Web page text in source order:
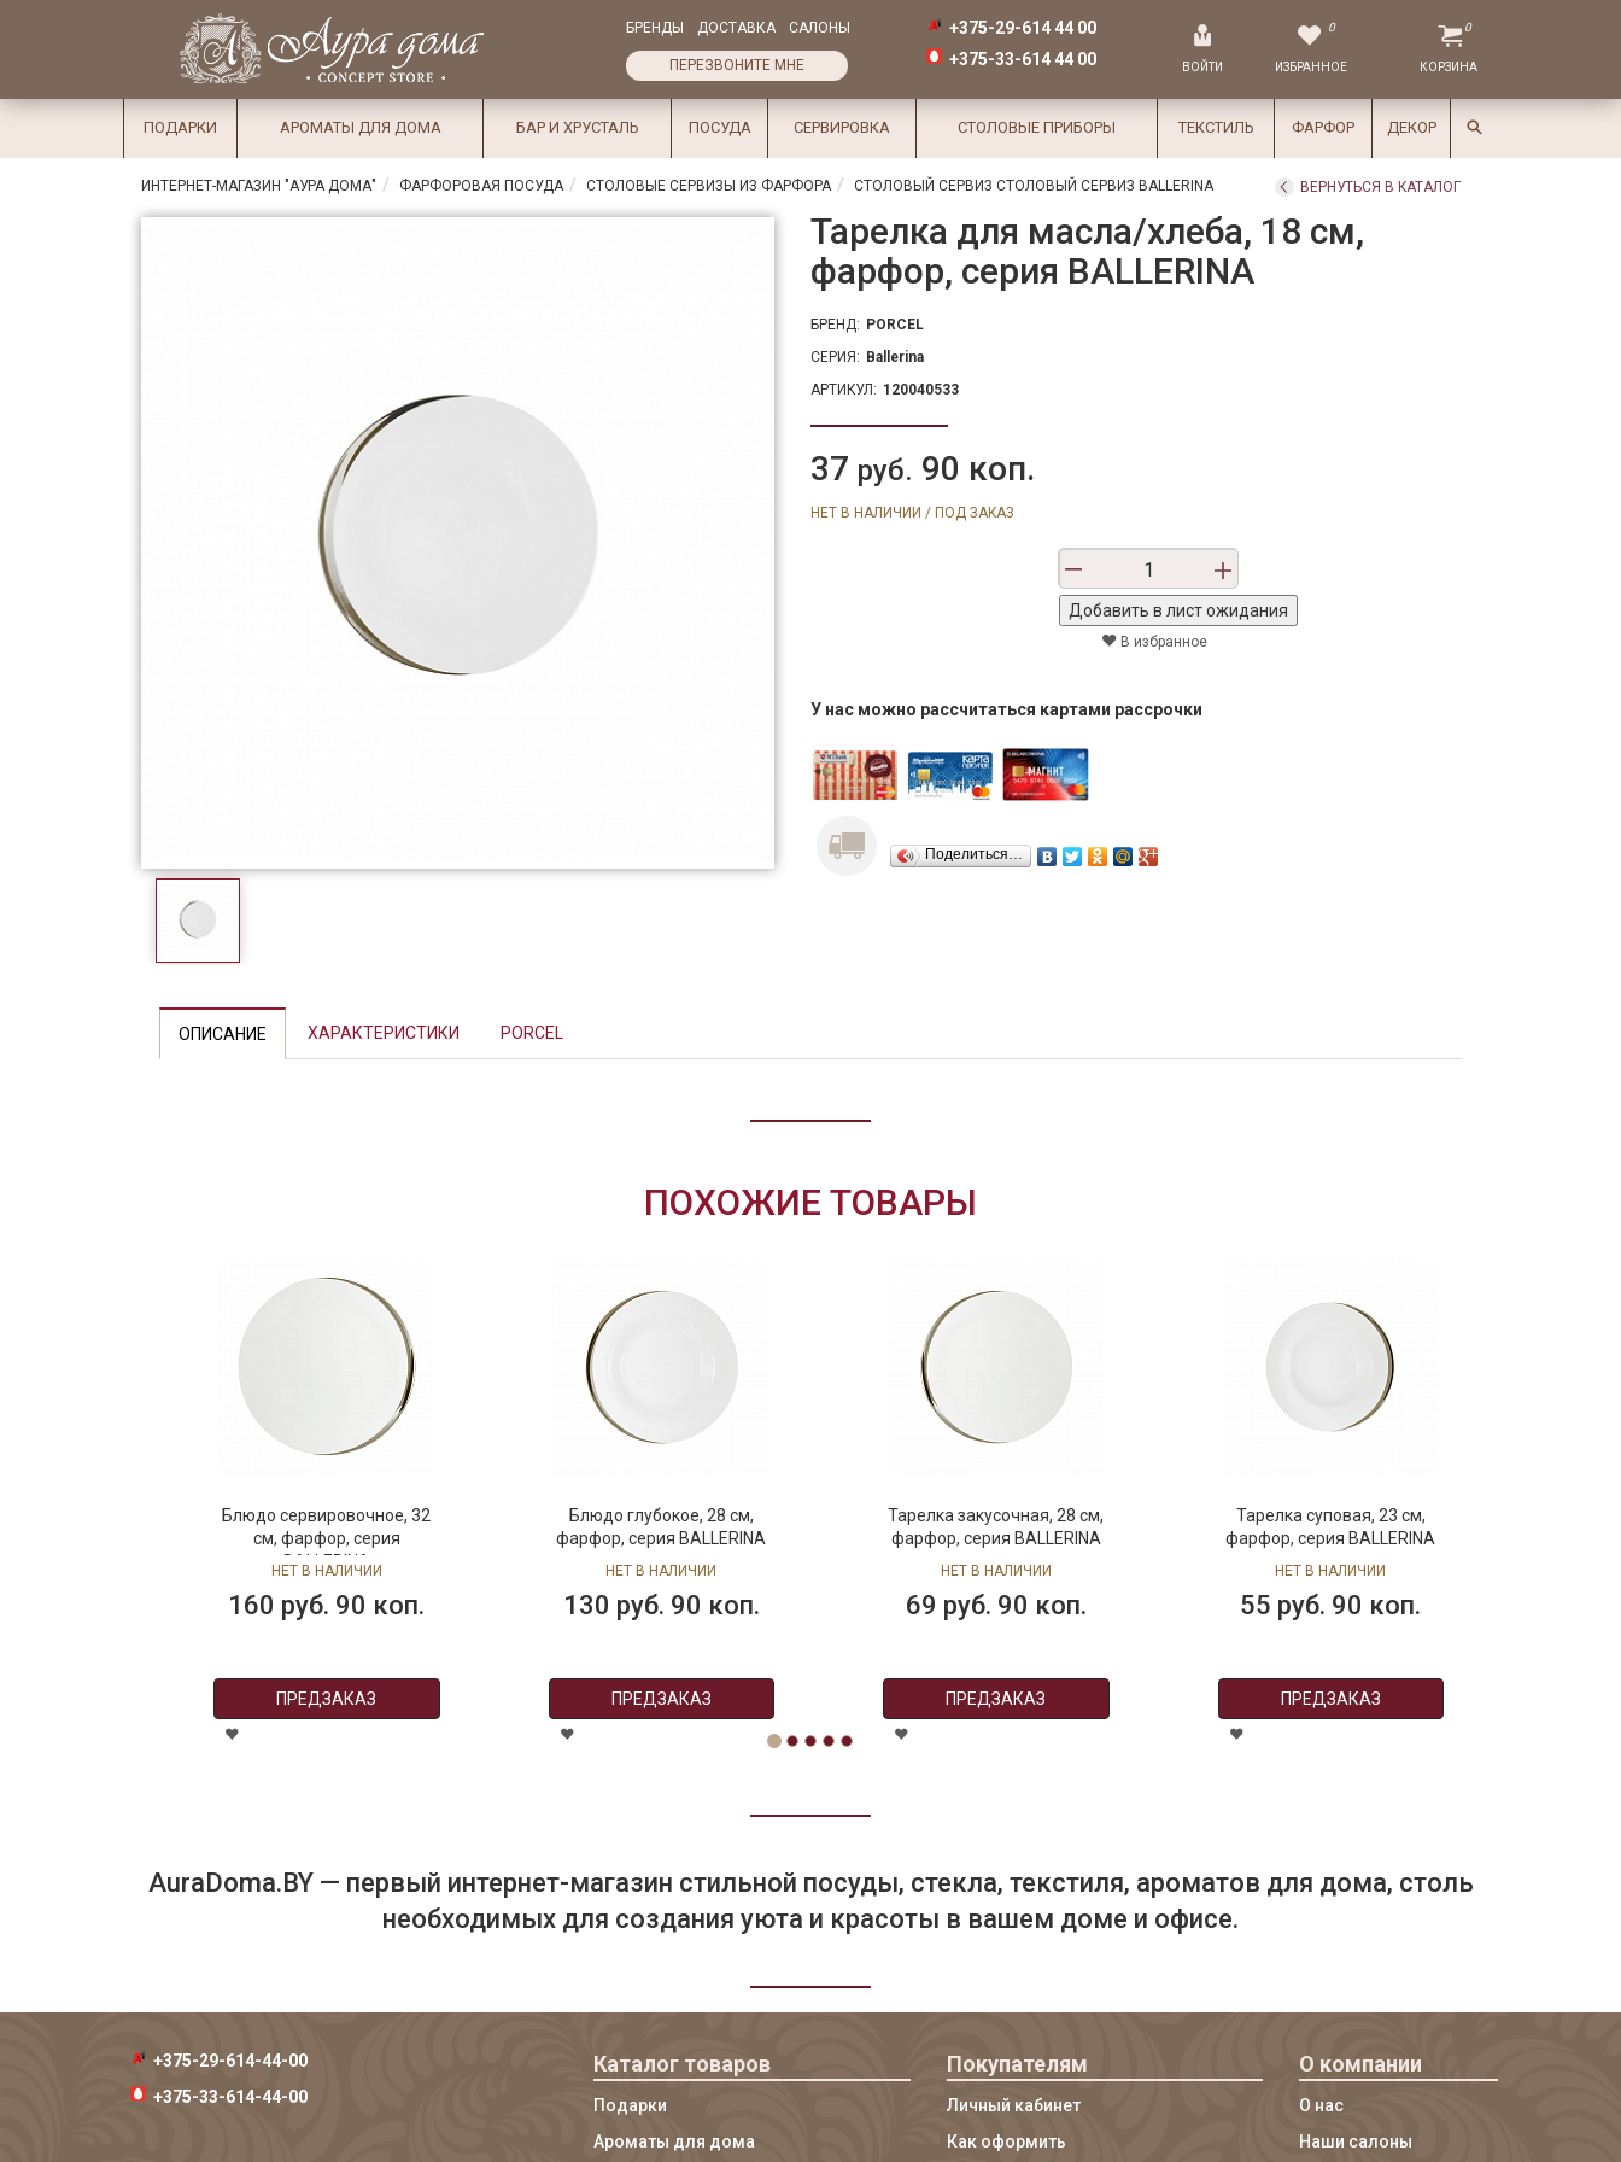
Избранное
×
СалоныДоставка
Оплата
Подарки
Ароматы
для дома
БРЕНДЫ ДОСТАВКА САЛОНЫ
ПЕРЕЗВОНИТЕ МНЕ
+375-29-614 44 00
+375-33-614 44 00
ВОЙТИ
0
ИЗБРАННОЕ
0
КОРЗИНА
ПОДАРКИ АРОМАТЫ ДЛЯ ДОМА БАР И ХРУСТАЛЬ ПОСУДА СЕРВИРОВКА СТОЛОВЫЕ ПРИБОРЫ ТЕКСТИЛЬ ФАРФОР ДЕКОР
ИНТЕРНЕТ-МАГАЗИН "АУРА ДОМА" ФАРФОРОВАЯ ПОСУДА СТОЛОВЫЕ СЕРВИЗЫ ИЗ ФАРФОРА СТОЛОВЫЙ СЕРВИЗ СТОЛОВЫЙ СЕРВИЗ BALLERINA ВЕРНУТЬСЯ В КАТАЛОГ
Тарелка для масла/хлеба, 18 см,
фарфор, серия BALLERINA
БРЕНД: PORCEL
СЕРИЯ: Ballerina
АРТИКУЛ: 120040533
37 руб. 90 коп.
НЕТ В НАЛИЧИИ / ПОД ЗАКАЗ
В избранное
У нас можно рассчитаться картами рассрочки
Поделиться…
ОПИСАНИЕ ХАРАКТЕРИСТИКИ PORCEL
ПОХОЖИЕ ТОВАРЫ
Блюдо сервировочное, 32
см, фарфор, серия
BALLERINA
НЕТ В НАЛИЧИИ
160 руб. 90 коп.
ПРЕДЗАКАЗ
Блюдо глубокое, 28 см,
фарфор, серия BALLERINA
НЕТ В НАЛИЧИИ
130 руб. 90 коп.
ПРЕДЗАКАЗ
Тарелка закусочная, 28 см,
фарфор, серия BALLERINA
НЕТ В НАЛИЧИИ
69 руб. 90 коп.
ПРЕДЗАКАЗ
Тарелка суповая, 23 см,
фарфор, серия BALLERINA
НЕТ В НАЛИЧИИ
55 руб. 90 коп.
ПРЕДЗАКАЗ
AuraDoma.BY — первый интернет-магазин стильной посуды, стекла, текстиля, ароматов для дома, столь
необходимых для создания уюта и красоты в вашем доме и офисе.
+375-29-614-44-00
+375-33-614-44-00
Каталог товаров
Подарки
Ароматы для дома
Покупателям
Личный кабинет
Как оформить
О компании
О нас
Наши салоны